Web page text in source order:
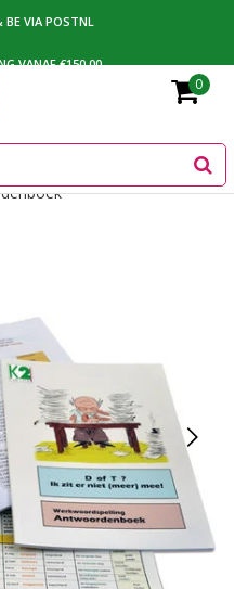
BE VIA POSTNL
VANAF €150,00
OF FACTUUR
0